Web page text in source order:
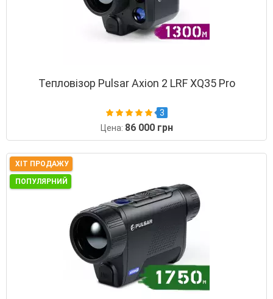
Тепловізор Pulsar Axion 2 LRF XQ35 Pro
3
Цена: 86 000 грн
ХІТ ПРОДАЖУ
ПОПУЛЯРНИЙ